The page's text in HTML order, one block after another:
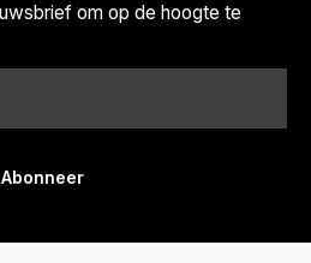
om op de hoogte te
Abonneer